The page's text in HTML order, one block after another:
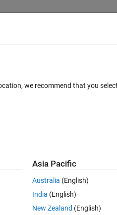
Sign in to
Sign
す。
Asked:
on 22 Aug 2023
Commented:
we recommend that you
Asia Pacific
Australia (English)
India (English)
New Zealand (English)